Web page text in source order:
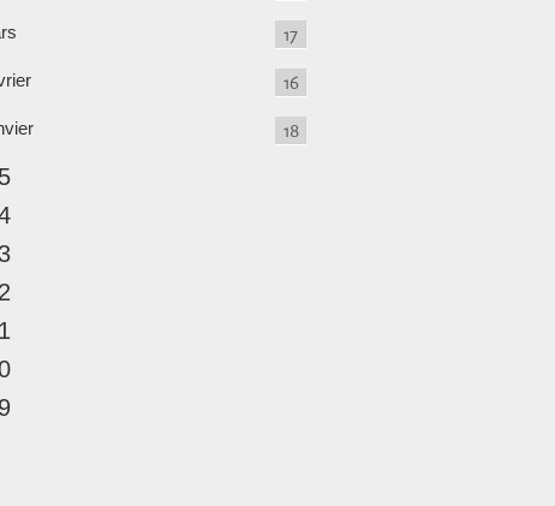
17
16
18